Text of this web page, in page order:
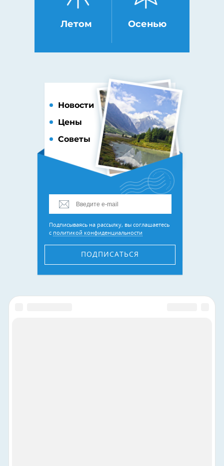
Летом Осенью
Новости
Цены
Советы
Подписываясь на рассылку, вы соглашаетесь
с политикой конфиденциальности
ПОДПИСАТЬСЯ